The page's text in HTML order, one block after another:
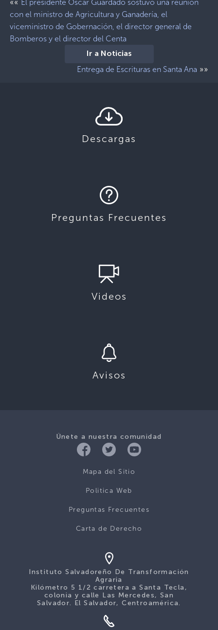
«« El presidente Óscar Guardado sostuvo una reunión
con el ministro de Agricultura y Ganadería, el
viceministro de Gobernación, el director general de
Bomberos y el director del Centa
Ir a Noticias
Entrega de Escrituras en Santa Ana »»
Descargas
Preguntas Frecuentes
Videos
Avisos
Únete a nuestra comunidad
Mapa del Sitio
Politica Web
Preguntas Frecuentes
Carta de Derecho
Instituto Salvadoreño De Transformación
Agraria
Kilómetro 5 1/2 carretera a Santa Tecla,
colonia y calle Las Mercedes, San
Salvador. El Salvador, Centroamérica.